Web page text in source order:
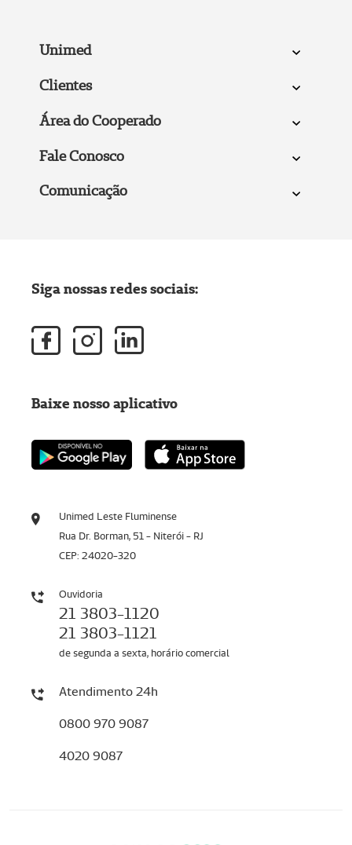
Unimed
Clientes
Área do Cooperado
Fale Conosco
Comunicação
Unimed Leste Fluminense
Rua Dr. Borman, 51 - Niterói - RJ
CEP: 24020-320
Ouvidoria
21 3803-1120
21 3803-1121
de segunda a sexta, horário comercial
Atendimento 24h
0800 970 9087
4020 9087
Siga nossas redes sociais:
Baixe nosso aplicativo